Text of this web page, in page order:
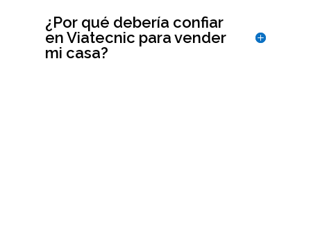
¿Por qué debería confiar
en Viatecnic para vender
mi casa?